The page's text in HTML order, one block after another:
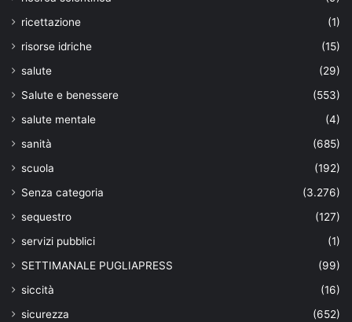
ricettazione
(1)
risorse idriche
(15)
salute
(29)
Salute e benessere
(553)
salute mentale
(4)
sanità
(685)
scuola
(192)
Senza categoria
(3.276)
sequestro
(127)
servizi pubblici
(1)
SETTIMANALE PUGLIAPRESS
(99)
siccità
(16)
sicurezza
(652)